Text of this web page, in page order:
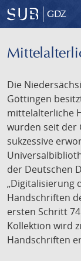
GDZ
Die
Göttingen
mittelalterliche
wurden seit der
sukzessive
der Deutschen
„Digitalisierung
Handschriften
ersten Schritt
Kollektion wird
Handschriften